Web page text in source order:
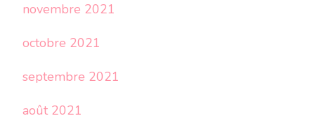
novembre 2021
octobre 2021
septembre 2021
août 2021